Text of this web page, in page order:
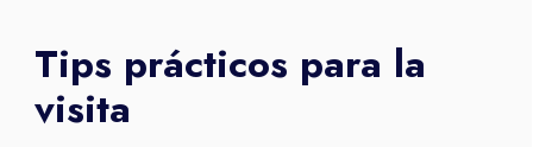
Tips prácticos para la
visita